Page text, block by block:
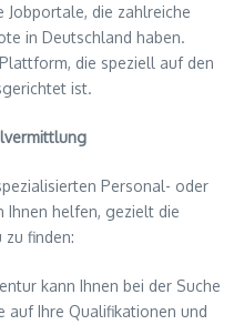
Jobportale, die zahlreiche
in Deutschland haben.
die speziell auf den
ist.
Personal- oder
helfen, gezielt die
finden:
kann Ihnen bei der Suche
auf Ihre Qualifikationen und